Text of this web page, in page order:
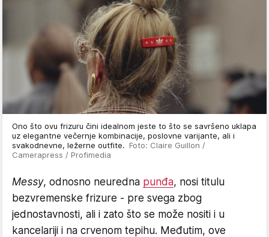
Ono što ovu frizuru čini idealnom jeste to što se savršeno uklapa
uz elegantne večernje kombinacije, poslovne varijante, ali i
svakodnevne, ležerne outfite. Foto: Claire Guillon /
Camerapress / Profimedia
Messy, odnosno neuredna punđa, nosi titulu
bezvremenske frizure - pre svega zbog
jednostavnosti, ali i zato što se može nositi i u
kancelariji i na crvenom tepihu. Međutim, ove